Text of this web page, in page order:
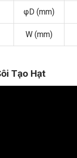
φD (mm)
W (mm)
Tạo Hạt